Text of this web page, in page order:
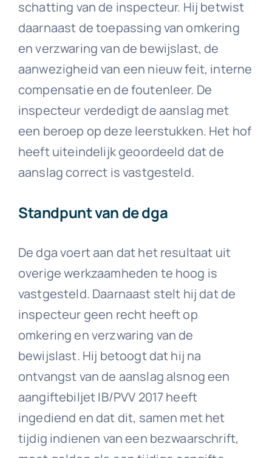
schatting van de inspecteur. Hij betwist
daarnaast de toepassing van omkering
en verzwaring van de bewijslast, de
aanwezigheid van een nieuw feit, interne
compensatie en de foutenleer. De
inspecteur verdedigt de aanslag met
een beroep op deze leerstukken. Het hof
heeft uiteindelijk geoordeeld dat de
aanslag correct is vastgesteld.
Standpunt van de dga
De dga voert aan dat het resultaat uit
overige werkzaamheden te hoog is
vastgesteld. Daarnaast stelt hij dat de
inspecteur geen recht heeft op
omkering en verzwaring van de
bewijslast. Hij betoogt dat hij na
ontvangst van de aanslag alsnog een
aangiftebiljet IB/PVV 2017 heeft
ingediend en dat dit, samen met het
tijdig indienen van een bezwaarschrift,